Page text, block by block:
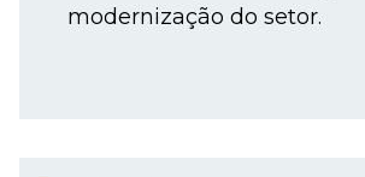
modernização do setor.